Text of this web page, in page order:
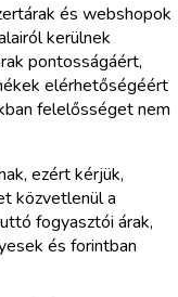
és webshopok
kerülnek
pontosságáért,
elérhetőségéért
felelősséget nem
ezért kérjük,
közvetlenül a
fogyasztói árak,
és forintban